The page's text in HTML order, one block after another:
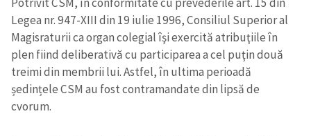
Legea nr. 947-XIII din 19 iulie 1996, Consiliul Superior al
Magisraturii ca organ colegial îşi exercită atribuţiile în
plen fiind deliberativă cu participarea a cel puţin două
treimi din membrii lui. Astfel, în ultima perioadă
ședințele CSM au fost contramandate din lipsă de
cvorum.